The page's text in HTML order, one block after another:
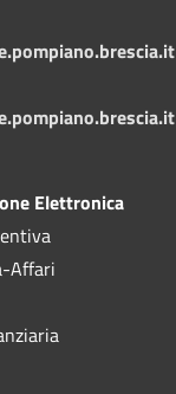
Elettronica
Affari